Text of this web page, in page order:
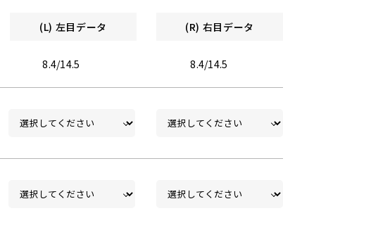
(L) 左目データ (R) 右目データ
8.4/14.5 8.4/14.5